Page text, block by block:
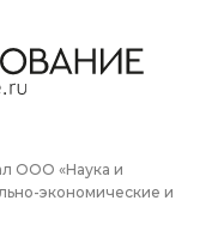
ООО «Наука и
экономические и